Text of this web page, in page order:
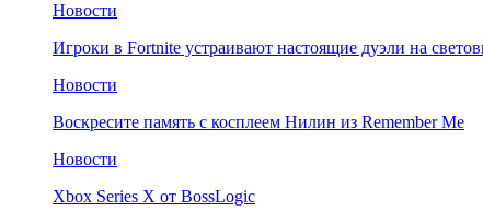
Новости
Игроки в Fortnite устраивают настоящие дуэли на
Новости
Воскресите память с косплеем Нилин из Remember Me
Новости
Xbox Series X от BossLogic